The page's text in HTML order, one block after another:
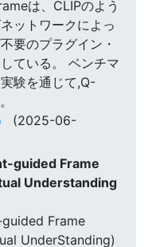
は、CLIPのよう
ットワークによっ
要のプラグイン・
ている。 ベンチマ
験を通じて,Q-
(2025-06-
guided Frame
Understanding
Frame
UnderStanding)